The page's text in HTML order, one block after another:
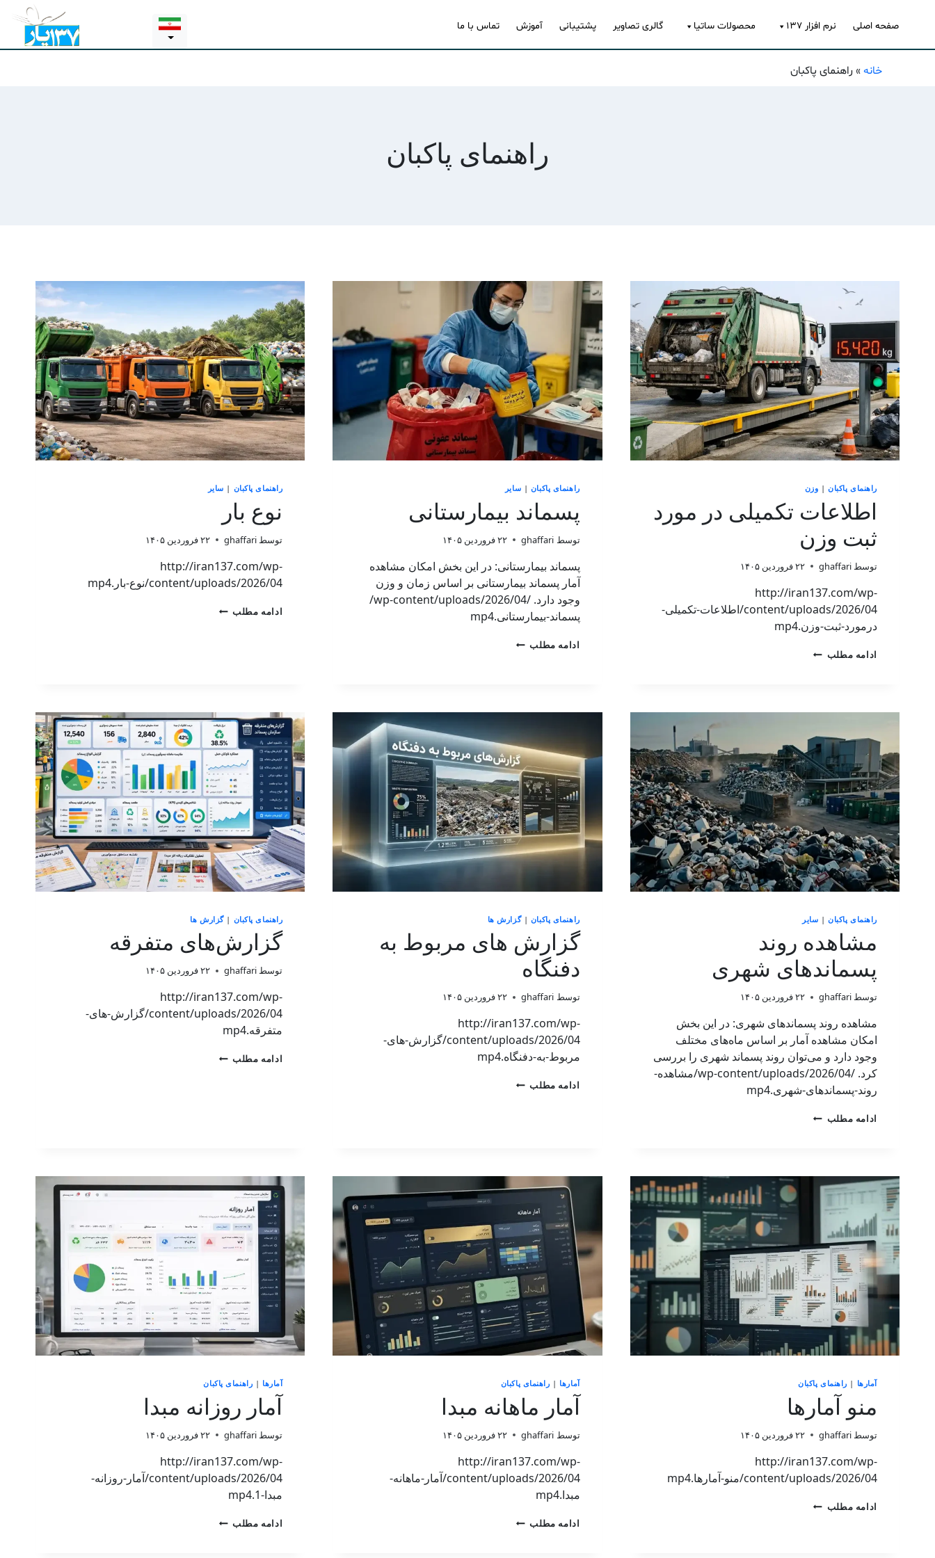
صفحه اصلی نرم افزار ۱۳۷ محصولات ساتیا گالری تصاویر پشتیبانی آموزش تماس با ما
خانه»راهنمای پاکبان
راهنمای پاکبان
راهنمای پاکبان| وزن
اطلاعات تکمیلی در مورد
ثبت وزن
توسط ghaffari ۲۲ فروردین ۱۴۰۵
http://iran137.com/wp-
content/uploads/2026/04/اطلاعات-تکمیلی-
درمورد-ثبت-وزن.mp4
ادامه مطلب
راهنمای پاکبان | سایر
پسماند بیمارستانی
توسط ghaffari ۲۲ فروردین ۱۴۰۵
پسماند بیمارستانی: در این بخش امکان مشاهده
آمار پسماند بیمارستانی بر اساس زمان و وزن
وجود دارد. /wp-content/uploads/2026/04/
پسماند-بیمارستانی.mp4
ادامه مطلب
راهنمای پاکبان | سایر
نوع بار
توسط ghaffari ۲۲ فروردین ۱۴۰۵
http://iran137.com/wp-
content/uploads/2026/04/نوع-بار.mp4
ادامه مطلب
راهنمای پاکبان| سایر
مشاهده روند
پسماندهای شهری
توسط ghaffari ۲۲ فروردین ۱۴۰۵
مشاهده روند پسماندهای شهری: در این بخش
امکان مشاهده آمار بر اساس ماه‌های مختلف
وجود دارد و می‌توان روند پسماند شهری را بررسی
کرد. /wp-content/uploads/2026/04/مشاهده-
روند-پسماندهای-شهری.mp4
ادامه مطلب
راهنمای پاکبان |گزارش ها
گزارش های مربوط به
دفنگاه
توسط ghaffari ۲۲ فروردین ۱۴۰۵
http://iran137.com/wp-
content/uploads/2026/04/گزارش-های-
مربوط-به-دفنگاه.mp4
ادامه مطلب
راهنمای پاکبان |گزارش ها
گزارش‌های متفرقه
توسط ghaffari ۲۲ فروردین ۱۴۰۵
http://iran137.com/wp-
content/uploads/2026/04/گزارش-های-
متفرقه.mp4
ادامه مطلب
آمارها | راهنمای پاکبان
منو آمارها
توسط ghaffari ۲۲ فروردین ۱۴۰۵
http://iran137.com/wp-
content/uploads/2026/04/منو-آمارها.mp4
ادامه مطلب
آمارها | راهنمای پاکبان
آمار ماهانه مبدا
توسط ghaffari ۲۲ فروردین ۱۴۰۵
http://iran137.com/wp-
content/uploads/2026/04/آمار-ماهانه-
مبدا.mp4
ادامه مطلب
آمارها | راهنمای پاکبان
آمار روزانه مبدا
توسط ghaffari ۲۲ فروردین ۱۴۰۵
http://iran137.com/wp-
content/uploads/2026/04/آمار-روزانه-
مبدا-1.mp4
ادامه مطلب